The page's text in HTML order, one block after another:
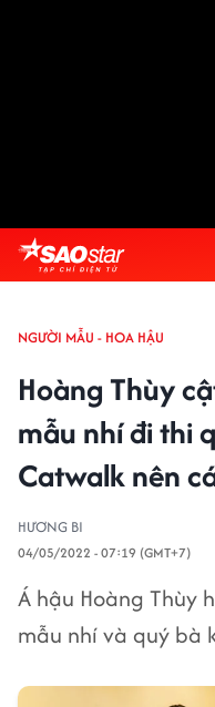
NGƯỜI MẪU - HOA HẬU
Hoàng Thùy
mẫu nhí đi thi
Catwalk nên
HƯƠNG BI
04/05/2022 - 07:19 (GMT+7)
Á hậu Hoàng Thùy
mẫu nhí và quý bà